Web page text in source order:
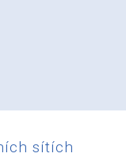
sítích